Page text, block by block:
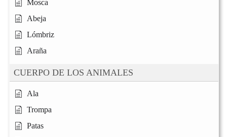
Mosca
Abeja
Lómbriz
Araña
CUERPO DE LOS ANIMALES
Ala
Trompa
Patas